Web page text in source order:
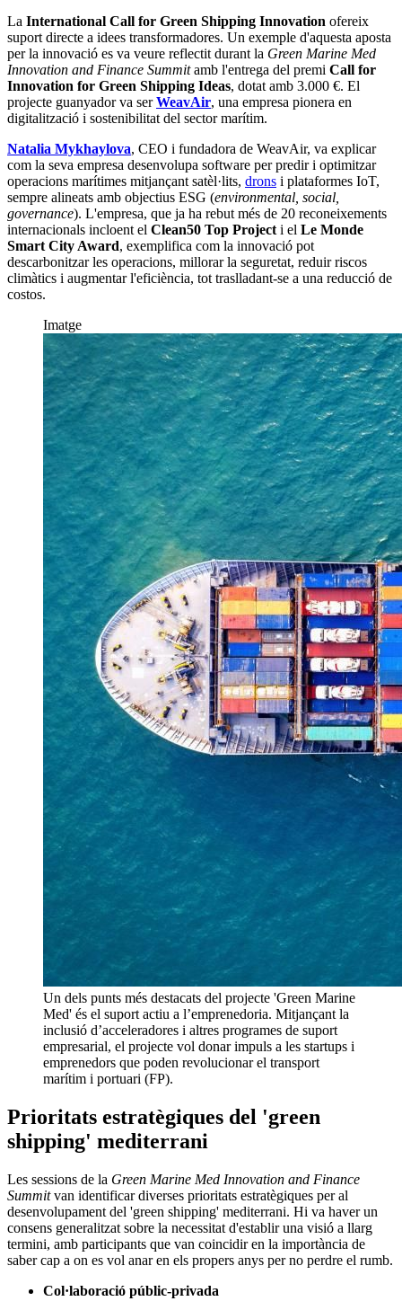
La International Call for Green Shipping Innovation ofereix
suport directe a idees transformadores. Un exemple d'aquesta aposta
per la innovació es va veure reflectit durant la Green Marine Med
Innovation and Finance Summitamb l'entrega del premi Call for
Innovation for Green Shipping Ideas, dotat amb 3.000 €. El
projecte guanyador va serWeavAir, una empresa pionera en
digitalització i sostenibilitat del sector marítim.
Natalia Mykhaylova, CEO i fundadora de WeavAir, va explicar
com la seva empresa desenvolupa software per predir i optimitzar
operacions marítimes mitjançant satèl·lits, drons i plataformes IoT,
sempre alineats amb objectius ESG (environmental, social,
governance). L'empresa, que ja ha rebut més de 20 reconeixements
internacionals incloent el Clean50 Top Project i el Le Monde
Smart City Award, exemplifica com la innovació pot
descarbonitzar les operacions, millorar la seguretat, reduir riscos
climàtics i augmentar l'eficiència, tot traslladant-se a una reducció de
costos.
Imatge
Un dels punts més destacats del projecte 'Green Marine
Med' és el suport actiu a l’emprenedoria. Mitjançant la
inclusió d’acceleradores i altres programes de suport
empresarial, el projecte vol donar impuls a les startups i
emprenedors que poden revolucionar el transport
marítim i portuari (FP).
Prioritats estratègiques del 'green
shipping' mediterrani
Les sessions de la Green Marine Med Innovation and Finance
Summitvan identificar diverses prioritats estratègiques per al
desenvolupament del 'green shipping' mediterrani. Hi va haver un
consens generalitzat sobre la necessitat d'establir una visió a llarg
termini, amb participants que van coincidir en la importància de
saber cap a on es vol anar en els propers anys per no perdre el rumb.
Col·laboració públic-privada